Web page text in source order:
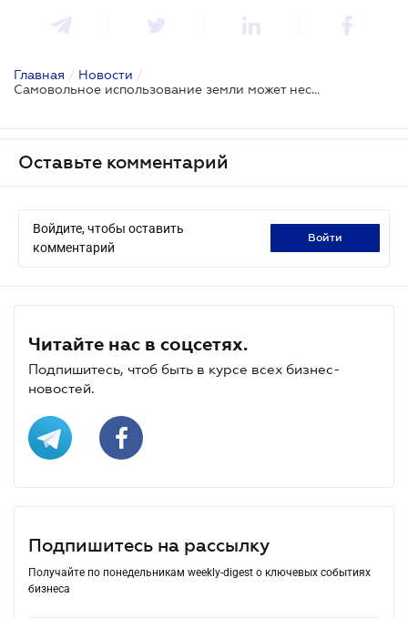
Главная / Новости /
Самовольное использование земли может нести серьезные бизнес-риски
Оставьте комментарий
Войдите, чтобы оставить
комментарий
войти
Читайте нас в соцсетях.
Подпишитесь, чтоб быть в курсе всех бизнес-
новостей.
Подпишитесь на рассылку
Получайте по понедельникам weekly-digest о ключевых событиях
бизнеса